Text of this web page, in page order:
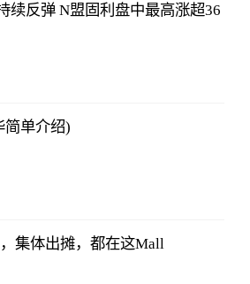
续反弹 N盟固利盘中最高涨超36
简单介绍)
集体出摊，都在这Mall